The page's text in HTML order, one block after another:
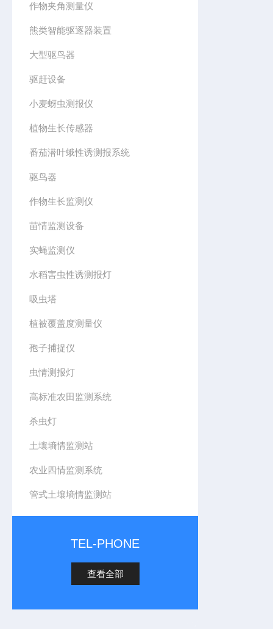
作物夹角测量仪
熊类智能驱逐器装置
大型驱鸟器
驱赶设备
小麦蚜虫测报仪
植物生长传感器
番茄潜叶蛾性诱测报系统
驱鸟器
作物生长监测仪
苗情监测设备
实蝇监测仪
水稻害虫性诱测报灯
吸虫塔
植被覆盖度测量仪
孢子捕捉仪
虫情测报灯
高标准农田监测系统
杀虫灯
土壤墒情监测站
农业四情监测系统
管式土壤墒情监测站
TEL-PHONE
查看全部